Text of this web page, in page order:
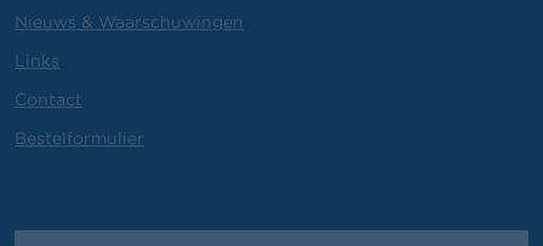
Nieuws & Waarschuwingen
Links
Contact
Bestelformulier